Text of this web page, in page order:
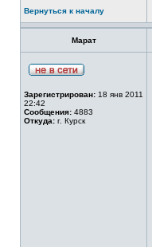
Вернуться к началу
Марат
Зарегистрирован: 18 янв 2011
22:42
Сообщения: 4883
Откуда: г. Курск